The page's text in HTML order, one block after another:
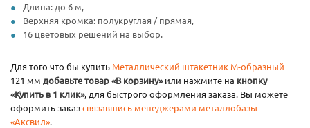
Длина: до 6 м,
Верхняя кромка: полукруглая / прямая,
16 цветовых решений на выбор.
Для того что бы купить Металлический штакетник М-образный
121 мм добавьте товар «В корзину»или нажмите на кнопку
«Купить в 1 клик», для быстрого оформления заказа. Вы можете
оформить заказсвязавшись менеджерами металлобазы
«Аксвил».